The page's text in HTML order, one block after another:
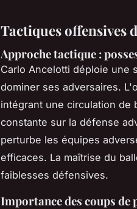
Tactiques offensives
Approche tactique :
Carlo Ancelotti déploie une
dominer ses adversaires.
intégrant une circulation de
constante sur la défense
perturbe les équipes
efficaces. La maîtrise du
faiblesses défensives.
Importance des coups